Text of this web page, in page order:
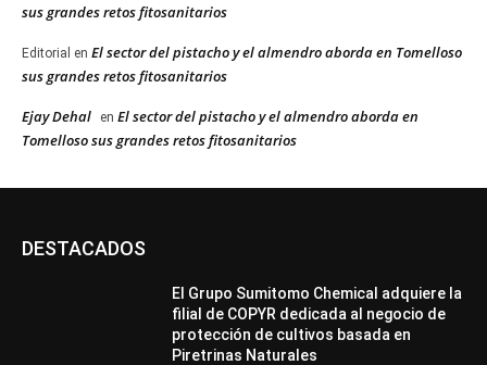
sus grandes retos fitosanitarios
Editorial en El sector del pistacho y el almendro aborda en Tomelloso
sus grandes retos fitosanitarios
Ejay Dehal en El sector del pistacho y el almendro aborda en
Tomelloso sus grandes retos fitosanitarios
DESTACADOS
El Grupo Sumitomo Chemical adquiere la
filial de COPYR dedicada al negocio de
protección de cultivos basada en
Piretrinas Naturales